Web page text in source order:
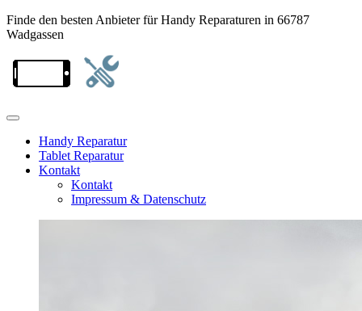
Finde den besten Anbieter für Handy Reparaturen in 66787
Wadgassen
Handy Reparatur
Tablet Reparatur
Kontakt
Kontakt
Impressum & Datenschutz